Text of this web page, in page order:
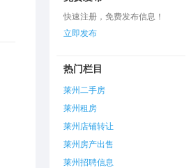
快速注册，免费发布信息！
立即发布
热门栏目
莱州二手房
莱州租房
莱州店铺转让
莱州房产出售
莱州招聘信息